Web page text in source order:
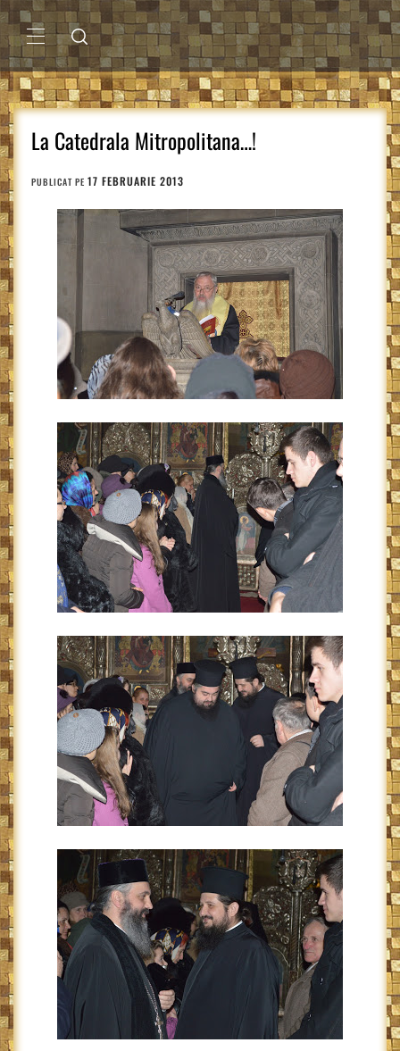
Sari
la
conținutMENIU
PRINCIPAL
La Catedrala Mitropolitana…!
PUBLICAT PE 17 FEBRUARIE 2013